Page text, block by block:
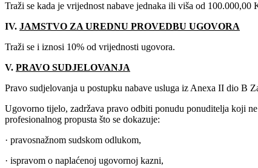
Traži se kada je vrijednost nabave jednaka ili viša od
IV. JAMSTVO ZA UREDNU PROVEDBU UGOVORA
Traži se i iznosi 10% od vrijednosti ugovora.
V. PRAVO SUDJELOVANJA
Pravo sudjelovanja u postupku nabave usluga iz Anexa II dio B
Ugovorno tijelo, zadržava pravo odbiti ponudu ponuditelja koji
profesionalnog propusta što se dokazuje:
· pravosnažnom sudskom odlukom,
· ispravom o naplaćenoj ugovornoj kazni,